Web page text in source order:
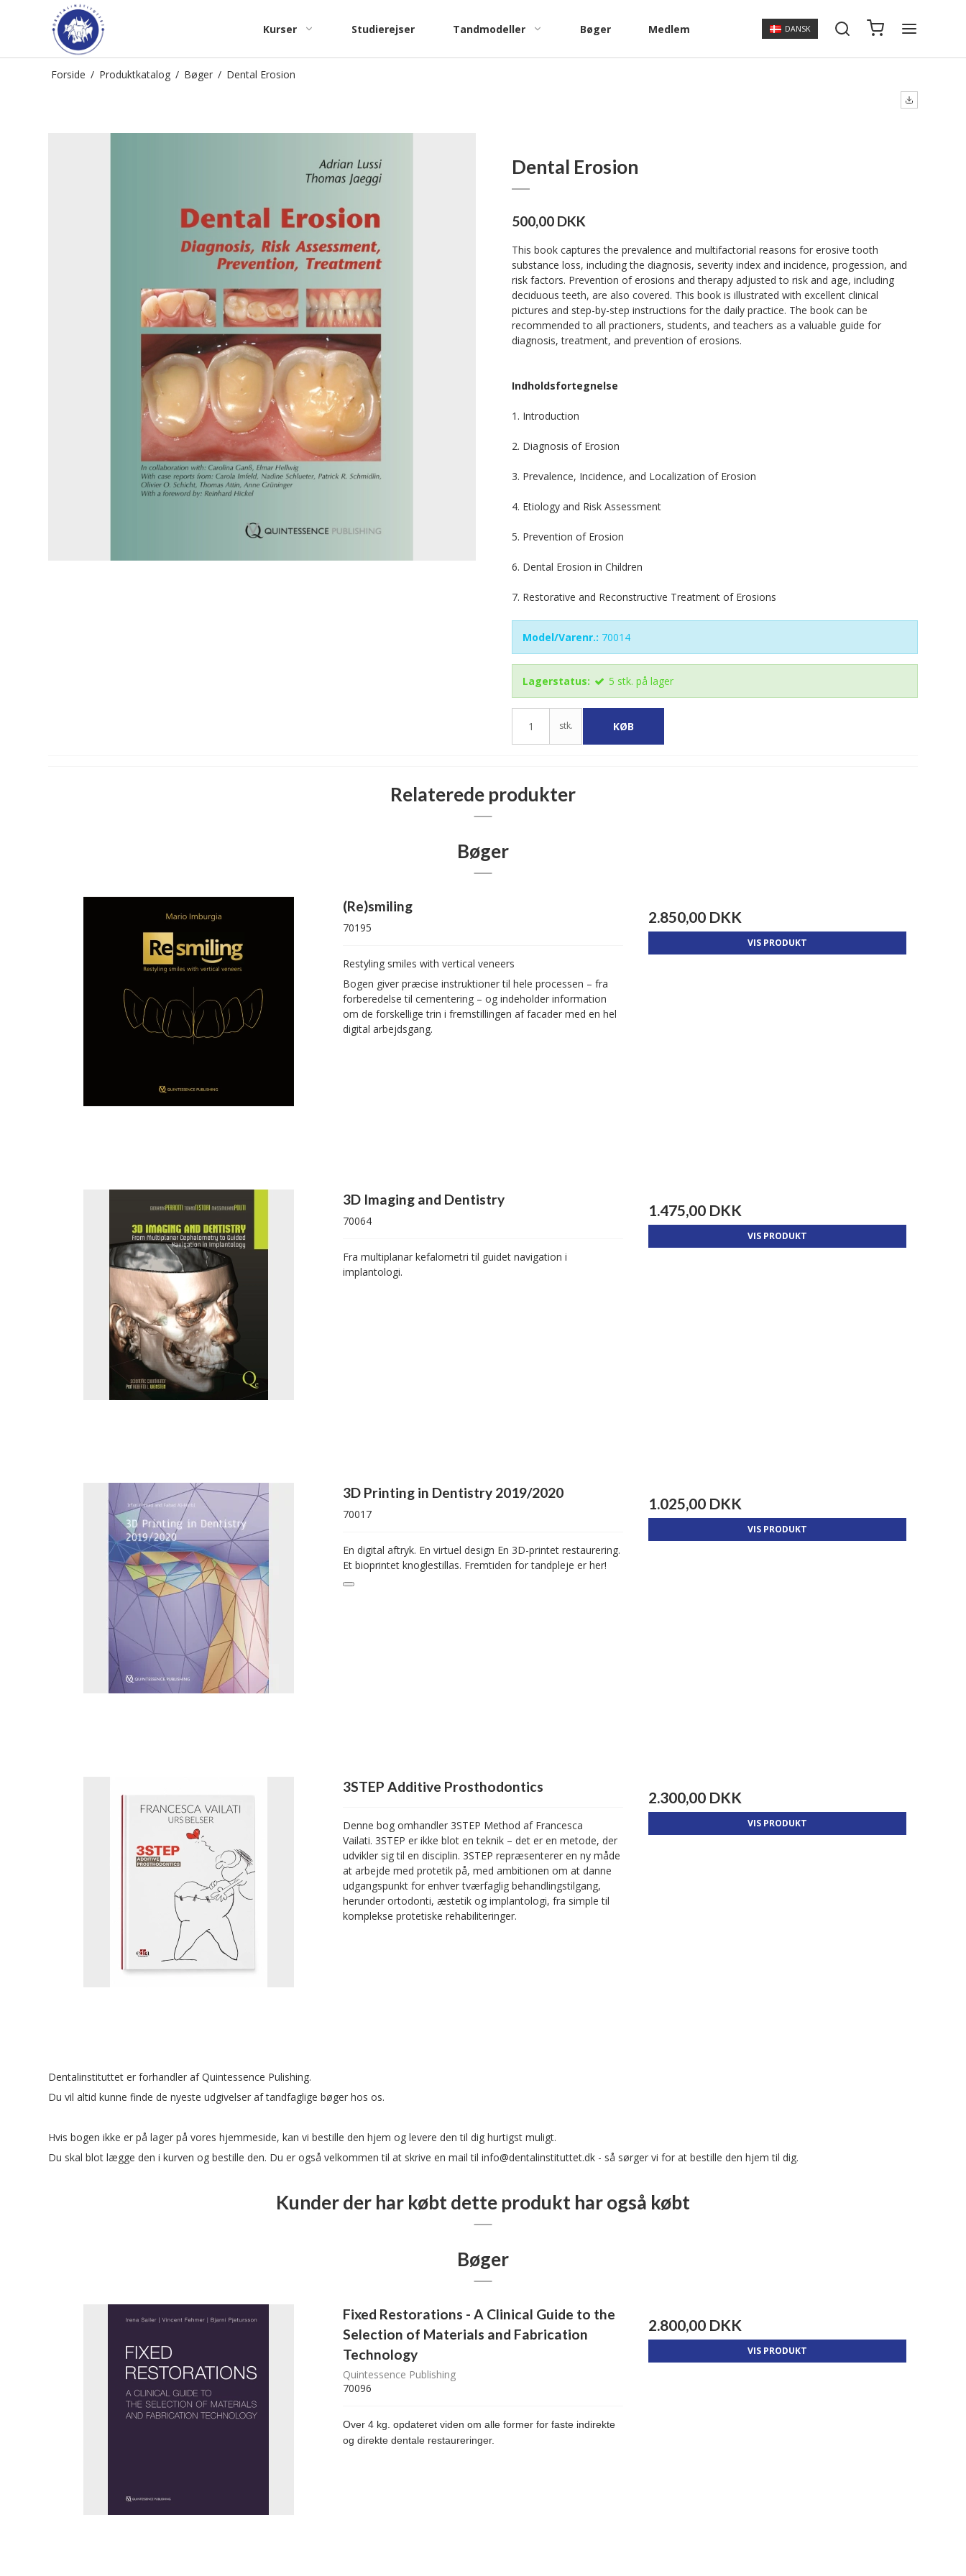
Kurser Studierejser Tandmodeller Bøger Medlem DANSK
Forside / Produktkatalog / Bøger / Dental Erosion
Dental Erosion
500,00 DKK
This book captures the prevalence and multifactorial reasons for erosive tooth
substance loss, including the diagnosis, severity index and incidence, progession, and
risk factors. Prevention of erosions and therapy adjusted to risk and age, including
deciduous teeth, are also covered. This book is illustrated with excellent clinical
pictures and step-by-step instructions for the daily practice. The book can be
recommended to all practioners, students, and teachers as a valuable guide for
diagnosis, treatment, and prevention of erosions.
Indholdsfortegnelse
1. Introduction
2. Diagnosis of Erosion
3. Prevalence, Incidence, and Localization of Erosion
4. Etiology and Risk Assessment
5. Prevention of Erosion
6. Dental Erosion in Children
7. Restorative and Reconstructive Treatment of Erosions
Model/Varenr.: 70014
Lagerstatus: 5 stk. på lager
stk. KØB
Relaterede produkter
Bøger
(Re)smiling
70195
Restyling smiles with vertical veneers
Bogen giver præcise instruktioner til hele processen – fra
forberedelse til cementering – og indeholder information
om de forskellige trin i fremstillingen af facader med en hel
digital arbejdsgang.
2.850,00 DKK
VIS PRODUKT
3D Imaging and Dentistry
70064
Fra multiplanar kefalometri til guidet navigation i
implantologi.
1.475,00 DKK
VIS PRODUKT
3D Printing in Dentistry 2019/2020
70017
En digital aftryk. En virtuel design En 3D-printet restaurering.
Et bioprintet knoglestillas. Fremtiden for tandpleje er her!
1.025,00 DKK
VIS PRODUKT
3STEP Additive Prosthodontics
Denne bog omhandler 3STEP Method af Francesca
Vailati. 3STEP er ikke blot en teknik – det er en metode, der
udvikler sig til en disciplin. 3STEP repræsenterer en ny måde
at arbejde med protetik på, med ambitionen om at danne
udgangspunkt for enhver tværfaglig behandlingstilgang,
herunder ortodonti, æstetik og implantologi, fra simple til
komplekse protetiske rehabiliteringer.
2.300,00 DKK
VIS PRODUKT
Dentalinstituttet er forhandler afQuintessence Pulishing.
Du vil altid kunne finde de nyeste udgivelser af tandfaglige bøger hos os.
Hvis bogen ikke er på lager på vores hjemmeside, kan vi bestille den hjem og levere den til dig hurtigst muligt.
Du skal blot lægge den i kurven og bestille den. Du er også velkommen til at skrive en mail tilinfo@dentalinstituttet.dk - så sørger vi for at bestille den hjem til dig.
Kunder der har købt dette produkt har også købt
Bøger
Fixed Restorations - A Clinical Guide to the
Selection of Materials and Fabrication
Technology
Quintessence Publishing
70096
Over 4 kg. opdateret viden om alle former for faste indirekte
og direkte dentale restaureringer.
2.800,00 DKK
VIS PRODUKT